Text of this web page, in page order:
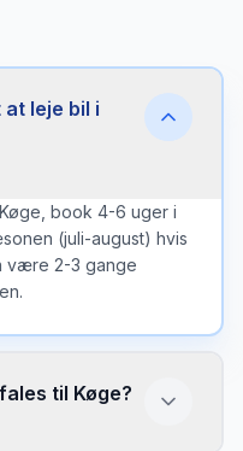
leje bil i
book 4-6 uger i
(juli-august) hvis
være 2-3 gange
til Køge?